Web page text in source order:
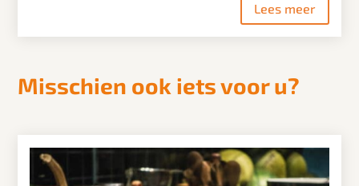
Lees meer
Misschien ook iets voor u?